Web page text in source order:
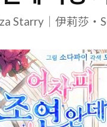
Starry｜伊莉莎・